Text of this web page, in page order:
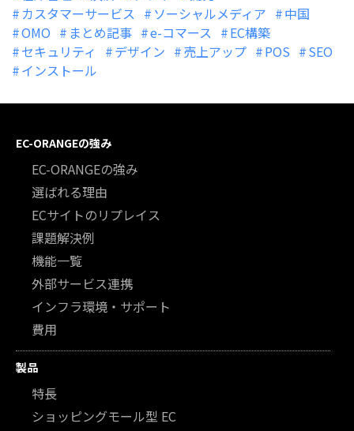
カスタマーサービス
ソーシャルメディア
中国
OMO
まとめ記事 e-コマース
EC構築
セキュリティ
デザイン 売上アップ POS
SEO
インストール
EC-ORANGEの強み
EC-ORANGEの強み
選ばれる理由
ECサイトのリプレイス
課題解決例
機能一覧
外部サービス連携
インフラ環境・サポート
費用
製品
特長
ショッピングモール型 EC